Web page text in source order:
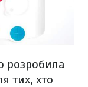
розробила
тих, хто